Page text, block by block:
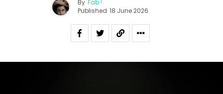
By Fab !
Published 18 June 2026